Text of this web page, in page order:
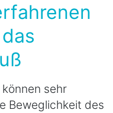
können sehr
Beweglichkeit des